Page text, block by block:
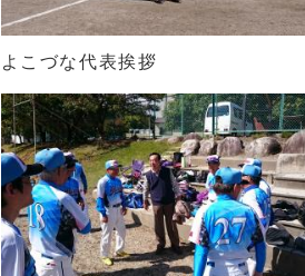
よこづな代表挨拶